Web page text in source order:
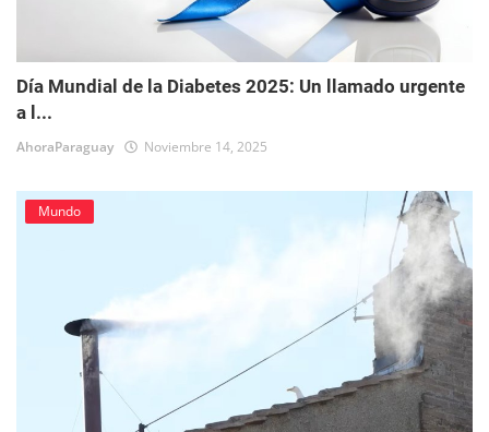
Día Mundial de la Diabetes 2025: Un llamado urgente
a l...
AhoraParaguay Noviembre 14, 2025
Mundo